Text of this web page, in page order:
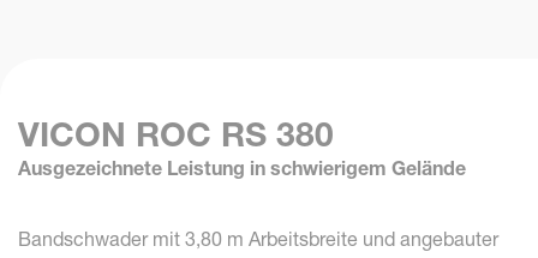
VICON ROC RS 380
Ausgezeichnete Leistung in schwierigem Gelände
Bandschwader mit 3,80 m Arbeitsbreite und angebauter